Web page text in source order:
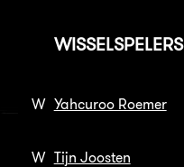
WISSELSPELERS
W Yahcuroo Roemer
W Tijn Joosten